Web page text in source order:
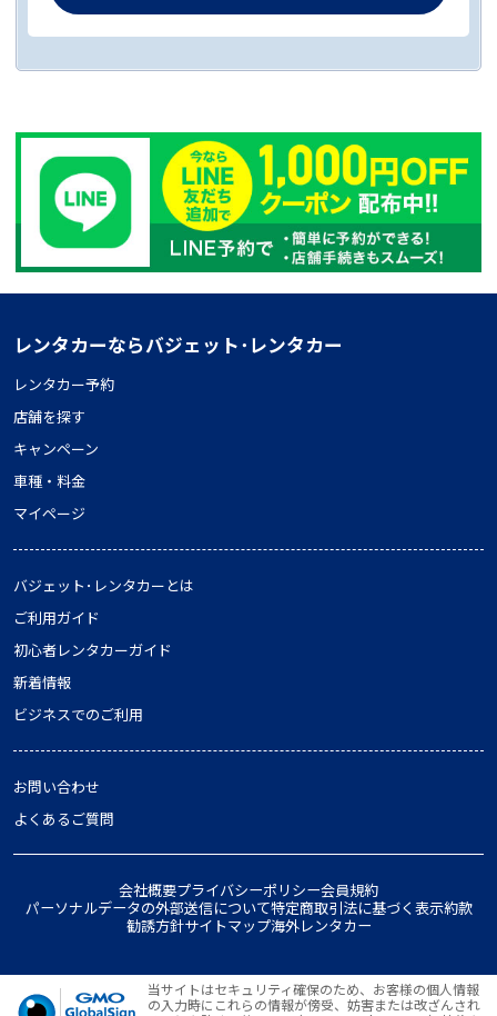
レンタカーならバジェット･レンタカー
レンタカー予約
店舗を探す
キャンペーン
車種・料金
マイページ
バジェット･レンタカーとは
ご利用ガイド
初心者レンタカーガイド
新着情報
ビジネスでのご利用
お問い合わせ
よくあるご質問
会社概要プライバシーポリシー会員規約
パーソナルデータの外部送信について特定商取引法に基づく表示約款
勧誘方針サイトマップ海外レンタカー
当サイトはセキュリティ確保のため、お客様の個人情報
の入力時にこれらの情報が傍受、妨害または改ざんされ